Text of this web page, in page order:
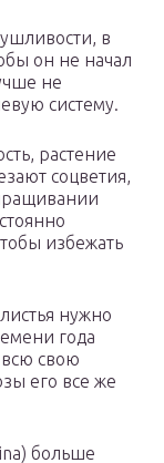
в
он не начал
не
систему.
растение
соцветия,
избежать
нужно
года
свою
его все же
больше